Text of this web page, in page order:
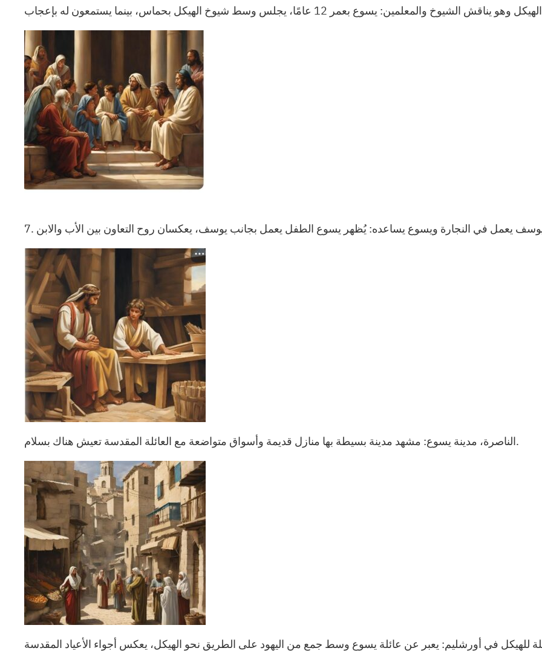
الناصرة، مدينة يسوع: مشهد مدينة بسيطة بها منازل قديمة وأسواق متواضعة مع العائلة المقدسة تعيش هناك بسلام.